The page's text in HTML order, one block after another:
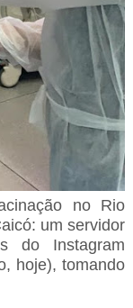
no Rio
um servidor
do Instagram
hoje), tomando